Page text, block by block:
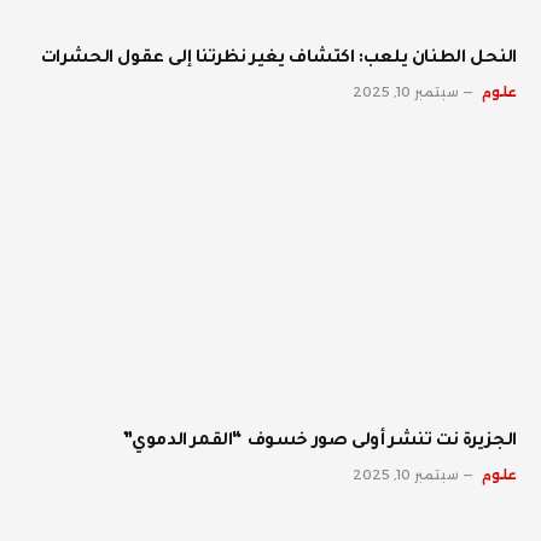
النحل الطنان يلعب: اكتشاف يغير نظرتنا إلى عقول الحشرات
علوم سبتمبر 10, 2025
الجزيرة نت تنشر أولى صور خسوف “القمر الدموي”
علوم سبتمبر 10, 2025